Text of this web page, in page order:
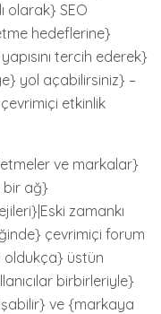
olarak} SEO
hedeflerine}
tercih ederek}
yol açabilirsiniz} –
etkinlik
ve markalar}
bir ağ}
zamankı
çevrimiçi forum
oldukça} üstün
birbirleriyle}
ve {markaya